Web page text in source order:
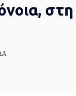
στη